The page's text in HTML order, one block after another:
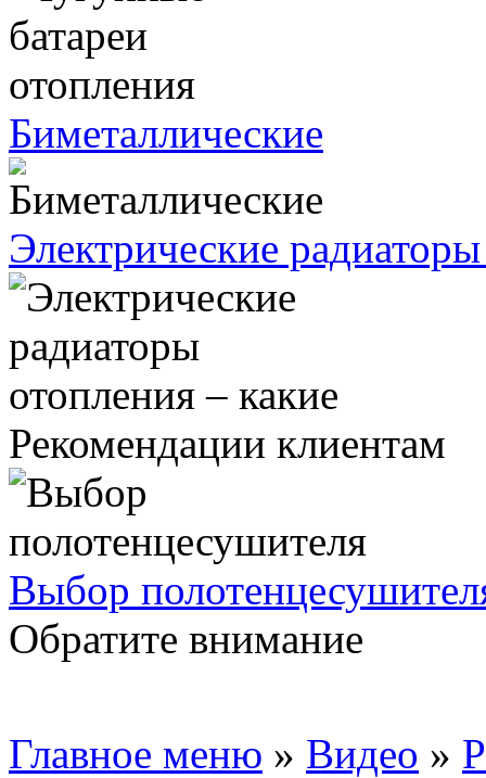
Биметаллические
Электрические
Рекомендации клиентам
Выбор
Обратите внимание
Главное меню » Видео »